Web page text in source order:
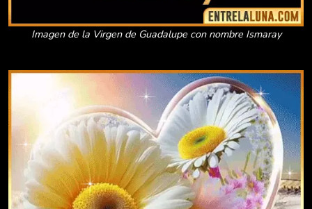
Imagen de la Virgen de Guadalupe con nombre Ismaray